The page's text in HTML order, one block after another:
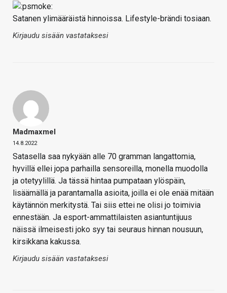
Satanen ylimääräistä hinnoissa. Lifestyle-brändi tosiaan.
Kirjaudu sisään vastataksesi
Madmaxmel
14.8.2022
Satasella saa nykyään alle 70 gramman langattomia,
hyvillä ellei jopa parhailla sensoreilla, monella muodolla
ja otetyylillä. Ja tässä hintaa pumpataan ylöspäin,
lisäämällä ja parantamalla asioita, joilla ei ole enää mitään
käytännön merkitystä. Tai siis ettei ne olisi jo toimivia
ennestään. Ja esport-ammattilaisten asiantuntijuus
näissä ilmeisesti joko syy tai seuraus hinnan nousuun,
kirsikkana kakussa.
Kirjaudu sisään vastataksesi